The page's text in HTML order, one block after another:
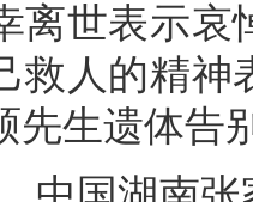
离世表示哀
救人的精神
先生遗体告